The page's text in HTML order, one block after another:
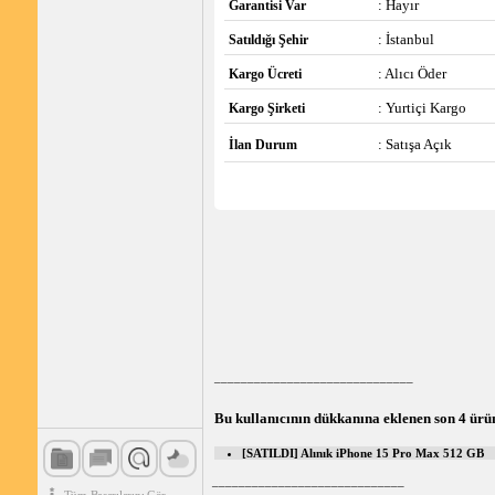
Garantisi Var : Hayır
Satıldığı Şehir : İstanbul
Kargo Ücreti : Alıcı Öder
Kargo Şirketi : Yurtiçi Kargo
İlan Durum : Satışa Açık
Bu kullanıcının dükkanına eklenen son 4
[SATILDI] Alınık iPhone 15 Pro Max 512 GB